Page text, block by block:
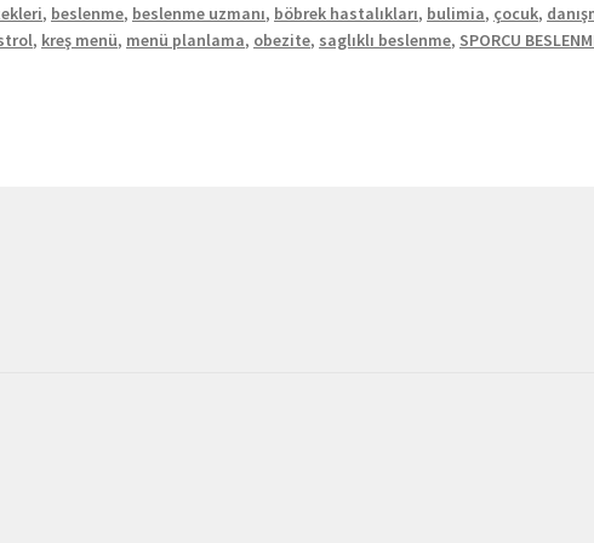
, beslenme, beslenme uzmanı, böbrek hastalıkları, bulimia, çocuk,
, kreş menü, menü planlama, obezite, saglıklı beslenme, SPORCU